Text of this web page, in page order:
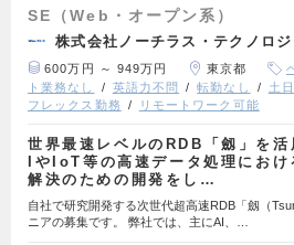
SE（Web・オープン系）
株式会社ノーチラス・テクノロ
600万円 ～ 949万円 東京都
ト業務なし
英語力不問 転勤なし 土
フレックス勤務
リモートワーク可能
世界最速レベルのRDB「劔」を活
IやIoT等の高速データ処理におけ
解決のための開発をし…
自社で研究開発する次世代超高速RDB「劔（
ニアの募集です。 弊社では、主にAI、…